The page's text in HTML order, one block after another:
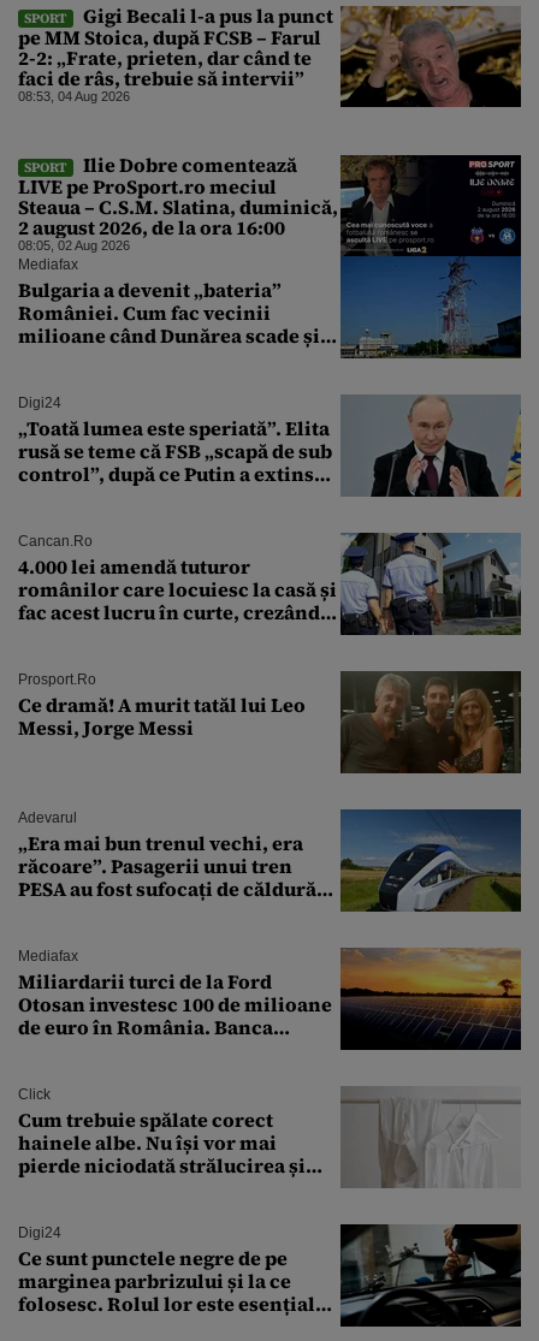
SPORT
Gigi Becali l-a pus la punct
pe MM Stoica, după FCSB – Farul
2-2: „Frate, prieten, dar când te
faci de râs, trebuie să intervii”
08:53, 04 Aug 2026
SPORT
Ilie Dobre comentează
LIVE pe ProSport.ro meciul
Steaua – C.S.M. Slatina, duminică,
2 august 2026, de la ora 16:00
08:05, 02 Aug 2026
Mediafax
Bulgaria a devenit „bateria”
României. Cum fac vecinii
milioane când Dunărea scade și
Digi24
„Toată lumea este speriată”. Elita
rusă se teme că FSB „scapă de sub
control”, după ce Putin a extins
Cancan.ro
4.000 lei amendă tuturor
românilor care locuiesc la casă și
fac acest lucru în curte, crezând
Prosport.ro
Ce dramă! A murit tatăl lui Leo
Messi, Jorge Messi
Adevarul
„Era mai bun trenul vechi, era
răcoare”. Pasagerii unui tren
PESA au fost sufocați de căldură
Mediafax
Miliardarii turci de la Ford
Otosan investesc 100 de milioane
de euro în România. Banca
Click
Cum trebuie spălate corect
hainele albe. Nu își vor mai
pierde niciodată strălucirea și
Digi24
Ce sunt punctele negre de pe
marginea parbrizului și la ce
folosesc. Rolul lor este esențial